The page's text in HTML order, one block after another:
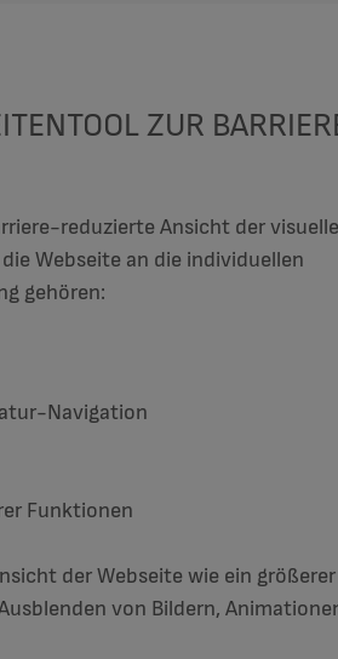
ZUR
reduzierte Ansicht der
Webseite an die individuellen
gehören:
Navigation
Funktionen
der Webseite wie ein größerer
von Bildern,